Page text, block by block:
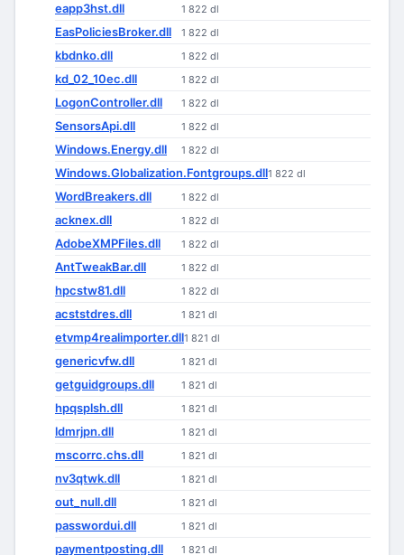
eapp3hst.dll 1 822 dl
EasPoliciesBroker.dll 1 822 dl
kbdnko.dll 1 822 dl
kd_02_10ec.dll 1 822 dl
LogonController.dll 1 822 dl
SensorsApi.dll 1 822 dl
Windows.Energy.dll 1 822 dl
Windows.Globalization.Fontgroups.dll1 822 dl
WordBreakers.dll 1 822 dl
acknex.dll 1 822 dl
AdobeXMPFiles.dll 1 822 dl
AntTweakBar.dll 1 822 dl
hpcstw81.dll 1 822 dl
acststdres.dll 1 821 dl
etvmp4realimporter.dll1 821 dl
genericvfw.dll 1 821 dl
getguidgroups.dll 1 821 dl
hpqsplsh.dll 1 821 dl
ldmrjpn.dll 1 821 dl
mscorrc.chs.dll 1 821 dl
nv3qtwk.dll 1 821 dl
out_null.dll 1 821 dl
passwordui.dll 1 821 dl
paymentposting.dll 1 821 dl